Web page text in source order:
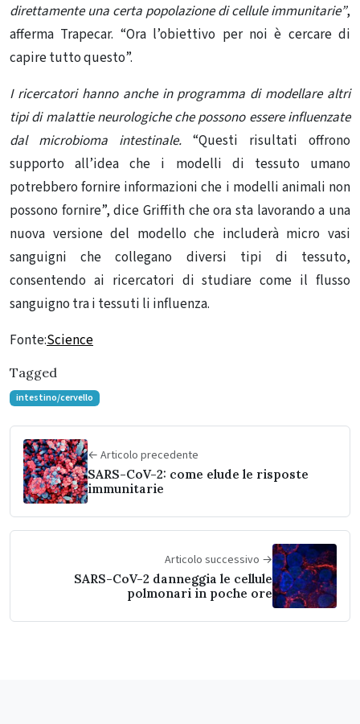
direttamente una certa popolazione di cellule immunitarie”,
afferma Trapecar. “Ora l’obiettivo per noi è cercare di
capire tutto questo”.
I ricercatori hanno anche in programma di modellare altri
tipi di malattie neurologicheche possono essere influenzate
dal microbioma intestinale. “Questi risultati offrono
supporto all’idea che i modelli di tessuto umano
potrebbero fornire informazioni che i modelli animali non
possono fornire”, dice Griffith che ora sta lavorando a una
nuova versione del modello che includerà micro vasi
sanguigni che collegano diversi tipi di tessuto,
consentendo ai ricercatori di studiare come il flusso
sanguigno tra i tessuti li influenza.
Fonte:Science
Tagged
intestino/cervello
← Articolo precedente
SARS-CoV-2: come elude le risposte
immunitarie
Articolo successivo →
SARS-CoV-2 danneggia le cellule
polmonari in poche ore